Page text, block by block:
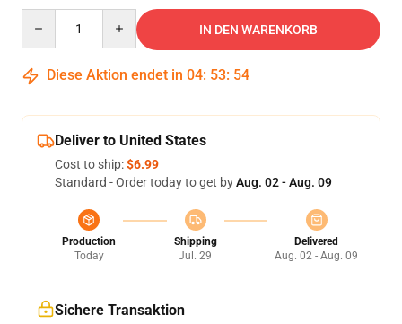
IN DEN WARENKORB
Diese Aktion endet in 04: 53: 53
Deliver to United States
Cost to ship:$6.99
Standard - Order today to get byAug. 02 - Aug. 09
Production
Today
Shipping
Jul. 29
Delivered
Aug. 02 - Aug. 09
Sichere Transaktion